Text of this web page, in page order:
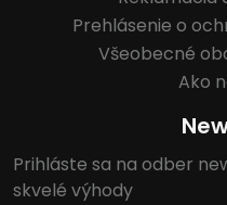
Prehlásenie o
Všeobecné
Ako
Prihláste sa na odber
skvelé výhody